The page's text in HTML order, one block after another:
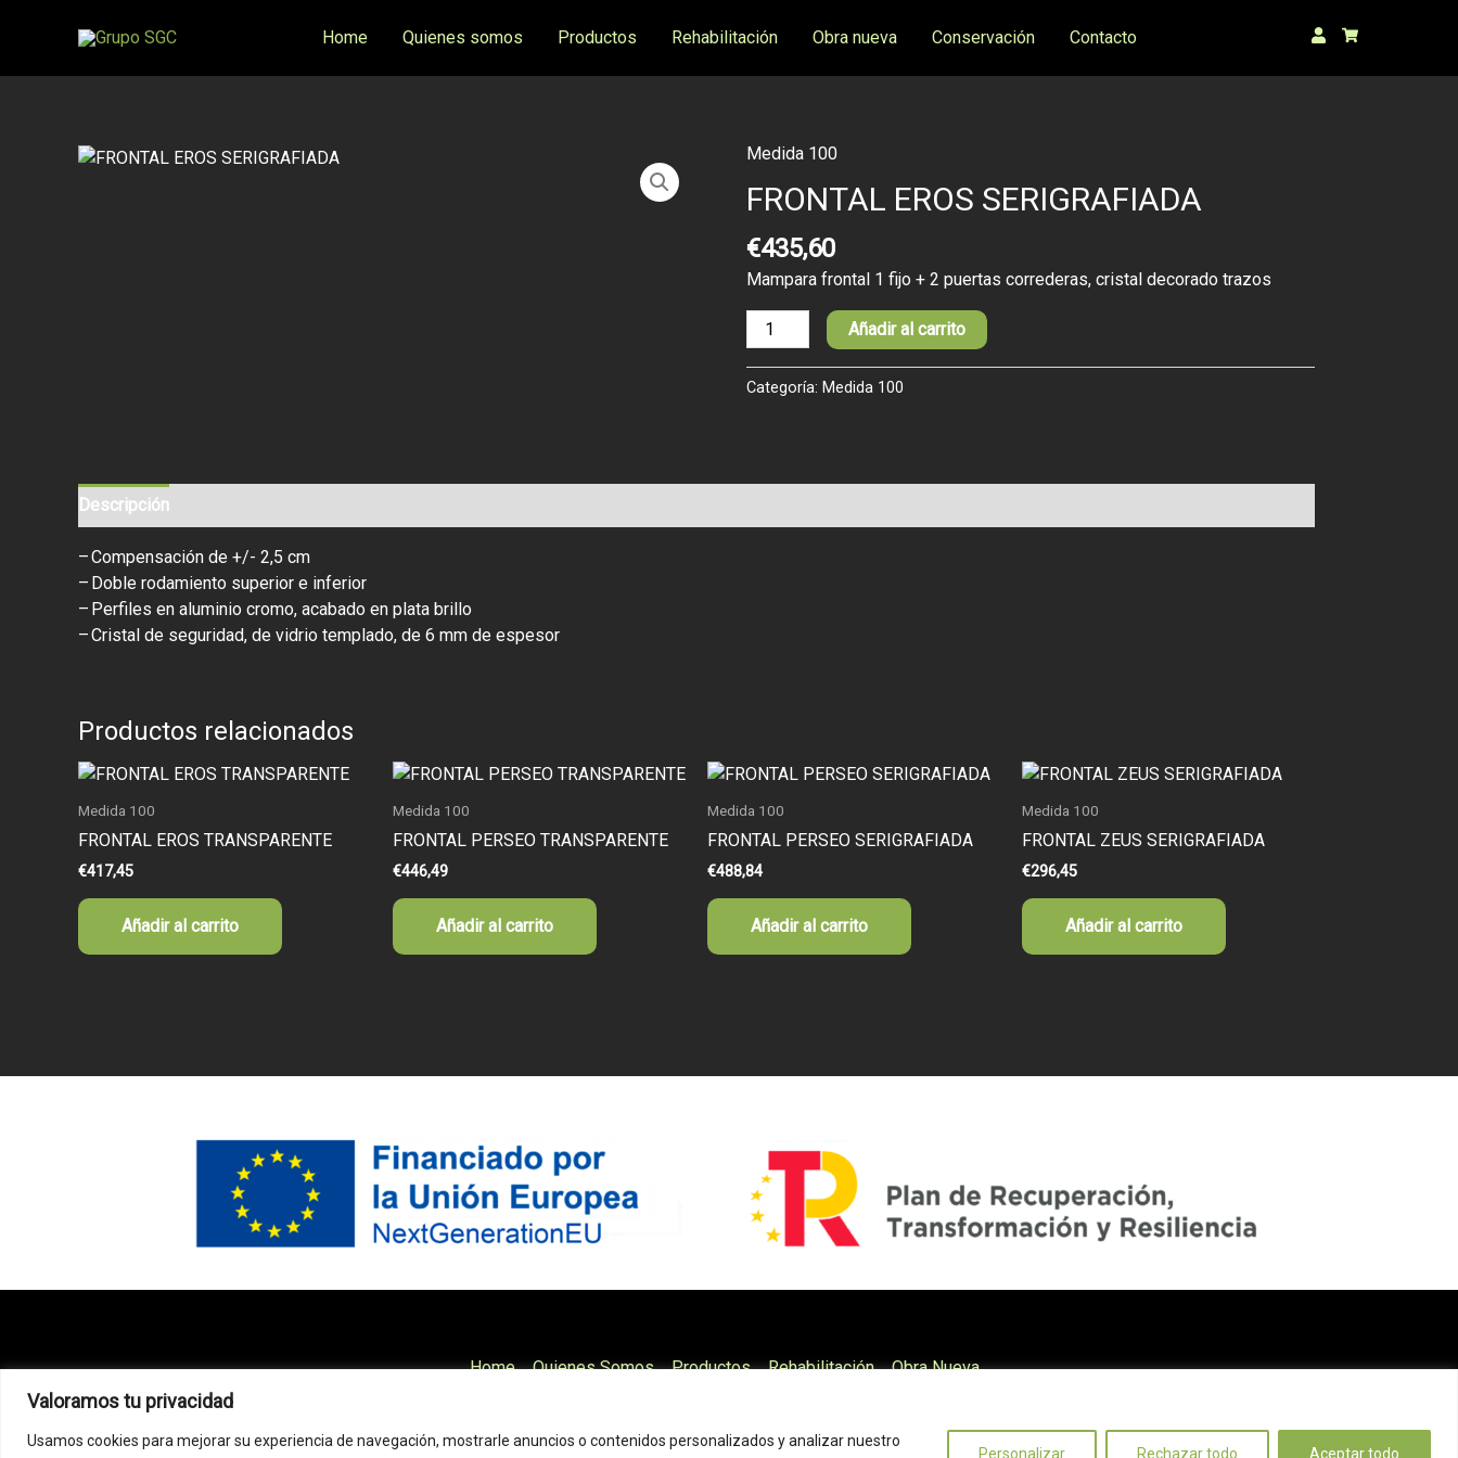
Valoramos tu privacidad
Usamos cookies para mejorar su experiencia de navegación, mostrarle anuncios o contenidos personalizados y analizar nuestro
Personalizar Rechazar todo Aceptar todo
Home Quienes somos Productos Rehabilitación Obra nueva Conservación Contacto
Medida 100
FRONTAL EROS SERIGRAFIADA
€435,60
Mampara frontal 1 fijo + 2 puertas correderas, cristal decorado trazos
FRONTAL
EROS
SERIGRAFIADA
cantidad
Añadir al carrito
Categoría: Medida 100
Descripción
–Compensación de +/- 2,5 cm
– Doble rodamiento superior e inferior
– Perfiles en aluminio cromo, acabado en plata brillo
–Cristal de seguridad, de vidrio templado, de 6 mm de espesor
Productos relacionados
Medida 100
FRONTAL EROS TRANSPARENTE
€417,45
Añadir al carrito
Medida 100
FRONTAL PERSEO TRANSPARENTE
€446,49
Añadir al carrito
Medida 100
FRONTAL PERSEO SERIGRAFIADA
€488,84
Añadir al carrito
Medida 100
FRONTAL ZEUS SERIGRAFIADA
€296,45
Añadir al carrito
Home Quienes Somos Productos Rehabilitación
Obra Nueva